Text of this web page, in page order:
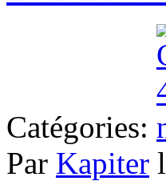
Catégories:
Par Kapiter